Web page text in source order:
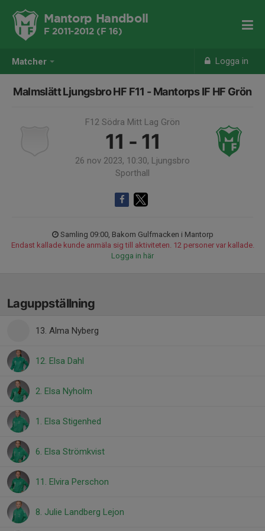
Matcher Logga in
Mantorp Handboll
F 2011-2012 (F 16)
Malmslätt Ljungsbro HF F11 - Mantorps IF HF Grön
F12 Södra Mitt Lag Grön
11 - 11
26 nov 2023, 10:30, Ljungsbro
Sporthall
Samling 09:00, Bakom Gulfmacken i Mantorp
Endast kallade kunde anmäla sig till aktiviteten. 12 personer var kallade.
Logga in här
Laguppställning
13. Alma Nyberg
12. Elsa Dahl
2. Elsa Nyholm
1. Elsa Stigenhed
6. Elsa Strömkvist
11. Elvira Perschon
8. Julie Landberg Lejon